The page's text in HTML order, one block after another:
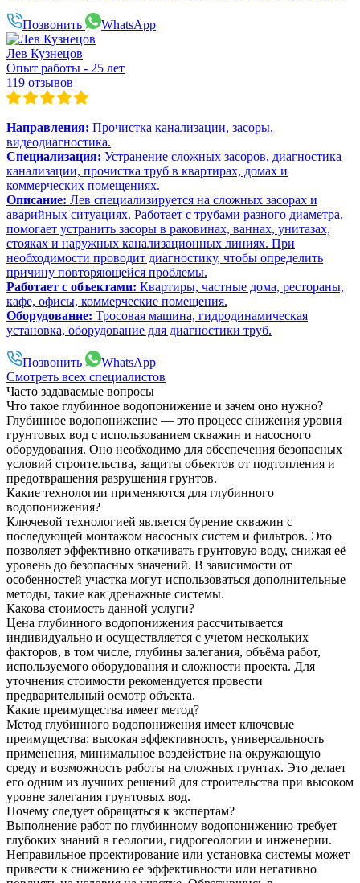
Позвонить WhatsApp
Лев Кузнецов
Опыт работы - 25 лет
119 отзывов
Направления: Прочистка канализации, засоры,
видеодиагностика.
Специализация: Устранение сложных засоров, диагностика
канализации, прочистка труб в квартирах, домах и
коммерческих помещениях.
Описание: Лев специализируется на сложных засорах и
аварийных ситуациях. Работает с трубами разного диаметра,
помогает устранить засоры в раковинах, ваннах, унитазах,
стояках и наружных канализационных линиях. При
необходимости проводит диагностику, чтобы определить
причину повторяющейся проблемы.
Работает с объектами: Квартиры, частные дома, рестораны,
кафе, офисы, коммерческие помещения.
Оборудование: Тросовая машина, гидродинамическая
установка, оборудование для диагностики труб.
Позвонить
WhatsApp
Смотреть всех специалистов
Часто задаваемые вопросы
Что такое глубинное водопонижение и зачем оно нужно?
Глубинное водопонижение — это процесс снижения уровня
грунтовых вод с использованием скважин и насосного
оборудования. Оно необходимо для обеспечения безопасных
условий строительства, защиты объектов от подтопления и
предотвращения разрушения грунтов.
Какие технологии применяются для глубинного
водопонижения?
Ключевой технологией является бурение скважин с
последующей монтажом насосных систем и фильтров. Это
позволяет эффективно откачивать грунтовую воду, снижая её
уровень до безопасных значений. В зависимости от
особенностей участка могут использоваться дополнительные
методы, такие как дренажные системы.
Какова стоимость данной услуги?
Цена глубинного водопонижения рассчитывается
индивидуально и осуществляется с учетом нескольких
факторов, в том числе, глубины залегания, объёма работ,
используемого оборудования и сложности проекта. Для
уточнения стоимости рекомендуется провести
предварительный осмотр объекта.
Какие преимущества имеет метод?
Метод глубинного водопонижения имеет ключевые
преимущества: высокая эффективность, универсальность
применения, минимальное воздействие на окружающую
среду и возможность работы на сложных грунтах. Это делает
его одним из лучших решений для строительства при высоком
уровне залегания грунтовых вод.
Почему следует обращаться к экспертам?
Выполнение работ по глубинному водопонижению требует
глубоких знаний в геологии, гидрогеологии и инженерии.
Неправильное проектирование или установка системы может
привести к снижению ее эффективности или негативно